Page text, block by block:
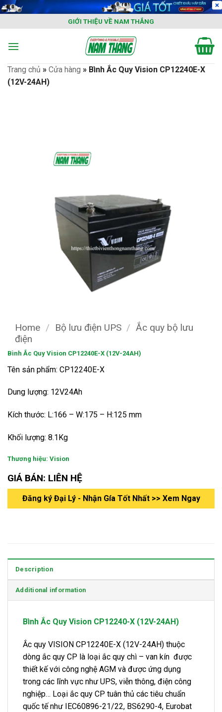
Skip
content
GIỚI THIỆU VỀ NAM THẮNG
Trang chủ » Cửa hàng » Bình Ắc Quy Vision CP12240E-X
(12V-24AH)
Home / Bộ lưu điện UPS / Ắc quy bộ lưu
điện
Bình Ắc Quy Vision CP12240E-X (12V-24AH)
Tên sản phẩm: CP12240E-X
Dung lượng: 12V24Ah
Kích thước: L:166 – W:175 – H:125 mm
Khối lượng: 8.1Kg
Thương hiệu: Vision
GIÁ BÁN: LIÊN HỆ
Đăng ký Đại Lý - Nhận Gía Tốt Nhất >> Xem Ngay
Description
Additional information
Bình Ắc Quy Vision CP12240-X (12V-24AH)
Ắc quy VISION CP12240E-X (12V-24AH) thuộc
dòng ắc quy CP là loại ắc quy chì – van kín được
thiết kế với công nghệ AGM và được ứng dụng
trong các lĩnh vực như UPS, viễn thông, điện công
nghiệp… Loại ắc quy CP tuân thủ các tiêu chuẩn
quốc tế như IEC60896-21/22, BS6290-4, Eurobat